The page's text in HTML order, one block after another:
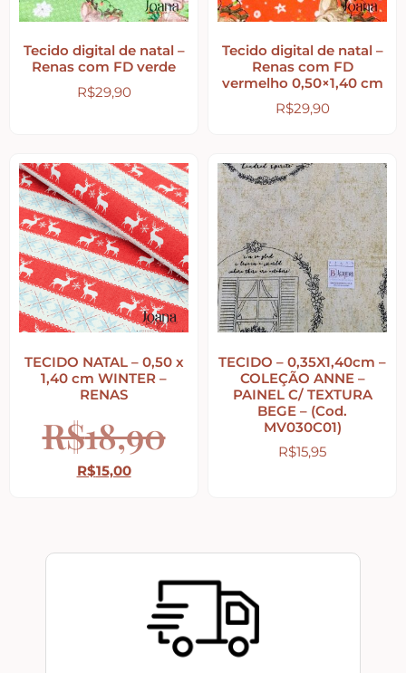
Home – Lar – Bem-vindo
Jardim – Garden – Pássaros – Borboletas –
Bicicletas
Pet – Animais
Placas de MDF
Mesa Posta Coração
Plaquinhas – Fundos – Molduras e Shaker Box
Religiosos – Zen – Gratidão
Farmácia – medicamentos – remédios
Tecido digital de natal –
Renas com FD verde
R$29,90
Tecido digital de natal –
Renas com FD
vermelho 0,50×1,40 cm
R$29,90
TECIDO NATAL – 0,50 x
1,40 cm WINTER –
RENAS
R$18,90
R$15,00
TECIDO – 0,35X1,40cm –
COLEÇÃO ANNE –
PAINEL C/ TEXTURA
BEGE – (Cod.
MV030C01)
R$15,95